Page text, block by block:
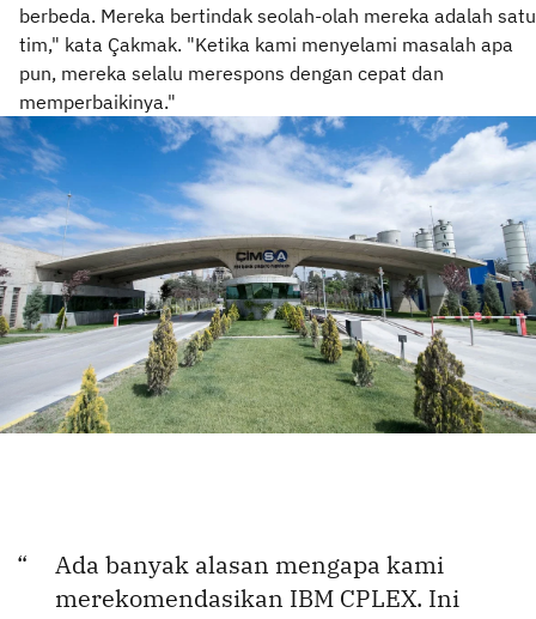
berbeda. Mereka bertindak seolah-olah mereka adalah satu
tim," kata Çakmak. "Ketika kami menyelami masalah apa
pun, mereka selalu merespons dengan cepat dan
memperbaikinya."
Ada banyak alasan mengapa kami
merekomendasikan IBM CPLEX. Ini